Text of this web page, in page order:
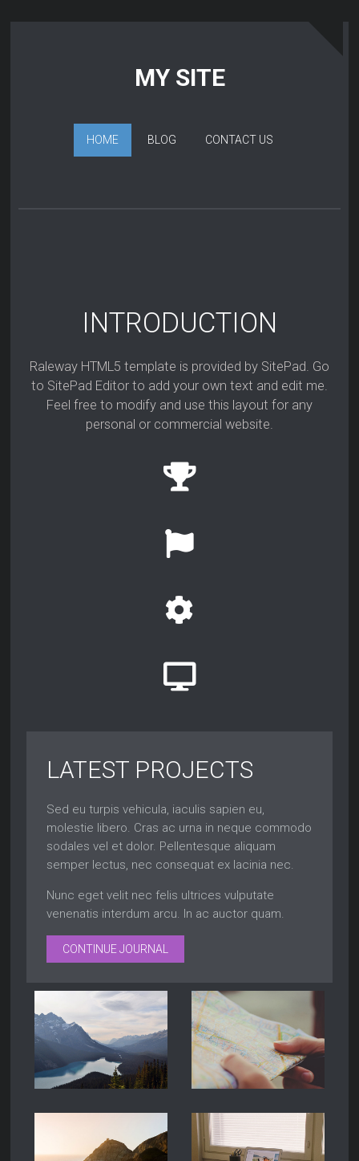
MY SITE
HOME BLOG CONTACT US
INTRODUCTION
Raleway HTML5 template is provided by SitePad. Go
to SitePad Editor to add your own text and edit me.
Feel free to modify and use this layout for any
personal or commercial website.
LATEST PROJECTS
Sed eu turpis vehicula, iaculis sapien eu,
molestie libero. Cras ac urna in neque commodo
sodales vel et dolor. Pellentesque aliquam
semper lectus, nec consequat ex lacinia nec.
Nunc eget velit nec felis ultrices vulputate
venenatis interdum arcu. In ac auctor quam.
CONTINUE JOURNAL